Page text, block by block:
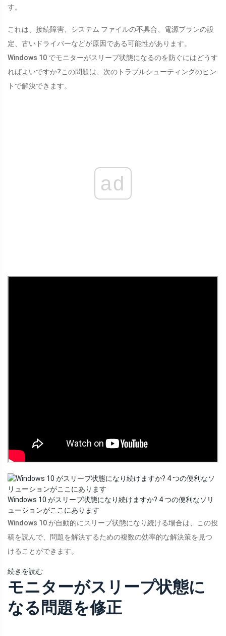
す。
これは、接続障害、システム ファイルの不具合、電源プランの設
定、古いドライバーなどが原因である可能性があります。
Windows 10 でモニターがスリープ状態になるのを防ぐにはどうす
ればよいですか?この問題は、次のトラブルシューティングのヒン
トで解決できます。
ad
Windows 10 がスリープ状態になり続けますか? 4 つの便利なソリ
ューションがここにあります
Windows 10 が自動的にスリープ状態になり続ける場合は、この投
稿を読んで、問題を解決するための複数の効率的な解決策を見つ
けることができます。
続きを読む
モニターがスリープ状態に
なる問題を修正